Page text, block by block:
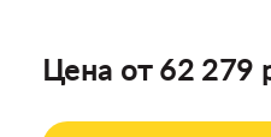
Цена от 62 279